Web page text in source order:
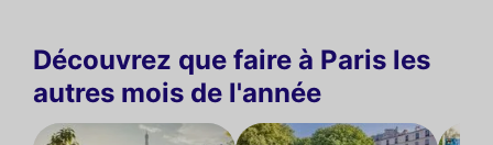
Découvrez que faire à Paris les
autres mois de l'année